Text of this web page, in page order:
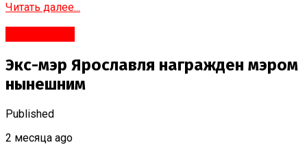
Читать далее...
Экс-мэр Ярославля награжден мэром
нынешним
Published
2 месяца ago